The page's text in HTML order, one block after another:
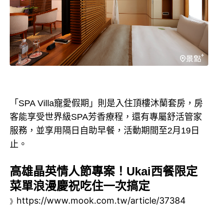
「SPA Villa寵愛假期」則是入住頂樓沐蘭套房，房
客能享受世界級SPA芳香療程，還有專屬舒活管家
服務，並享用隔日自助早餐，活動期間至2月19日
止。
高雄晶英情人節專案！Ukai西餐限定
菜單浪漫慶祝吃住一次搞定
》 https://www.mook.com.tw/article/37384